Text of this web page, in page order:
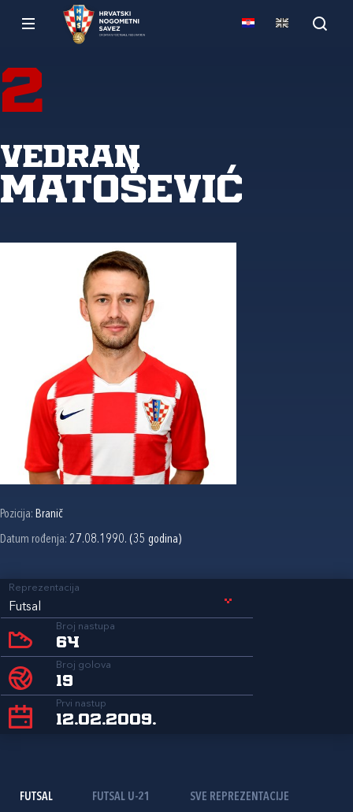
2
Vedran
Matošević
Pozicija: Branič
Datum rođenja: 27.08.1990. (35 godina)
Reprezentacija
Futsal
Broj nastupa
64
Broj golova
19
Prvi nastup
12.02.2009.
FUTSAL FUTSAL U-21 SVE REPREZENTACIJE